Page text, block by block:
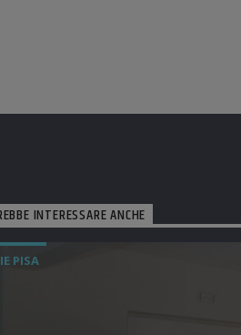
INTERESSARE ANCHE
PISA